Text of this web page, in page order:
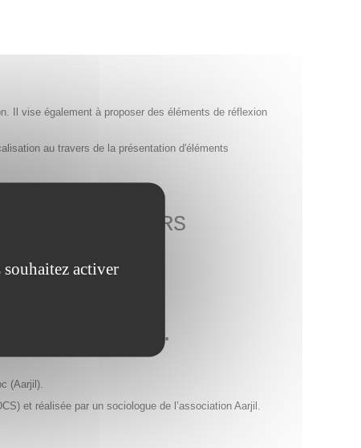
Il vise également à proposer des éléments de réflexion
au travers de la présentation d'éléments
D’AILLEURS
formation
: LE RURAL.
(Aarjil).
et réalisée par un sociologue de l’association Aarjil.
activer